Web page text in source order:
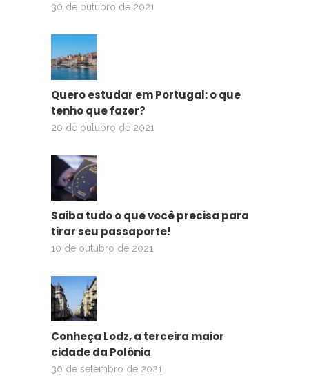
30 de outubro de 2021
Quero estudar em Portugal: o que
tenho que fazer?
20 de outubro de 2021
Saiba tudo o que você precisa para
tirar seu passaporte!
10 de outubro de 2021
Conheça Lodz, a terceira maior
cidade da Polônia
30 de setembro de 2021